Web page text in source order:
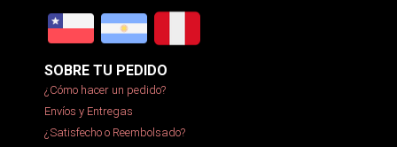
SOBRE TU PEDIDO
¿Cómo hacer un pedido?
Envíos y Entregas
¿Satisfecho o Reembolsado?